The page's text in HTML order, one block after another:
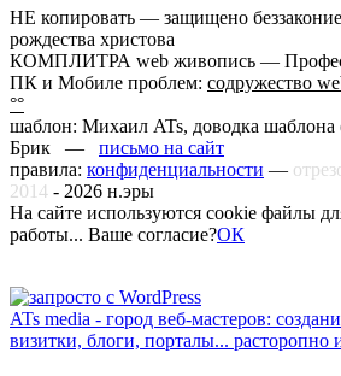
НЕ копировать — защищено
рождества христова
КОМПЛИТРА web живопись —
ПК и Мобиле проблем: содружество
°°
шаблон: Михаил ATs, доводка шаблона
Брик — письмо на сайт
правила: конфиденциальности —
2014 - 2026 н.эры
На сайте используются cookie файлы
работы... Ваше согласие?ОК
ATs media - город веб-мастеров:
визитки, блоги, порталы... расторопно